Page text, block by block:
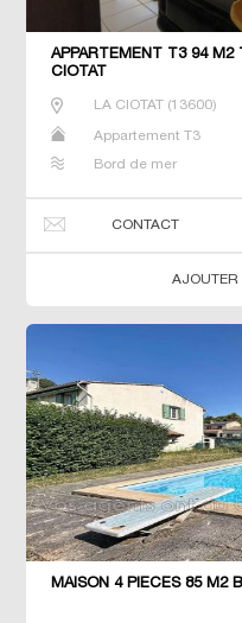
APPARTEMENT T3 94 M2
CIOTAT
LA CIOTAT(13600)
Appartement T3
Bord de mer
CONTACT
AJOUTER
MAISON 4 PIECES 85 M2